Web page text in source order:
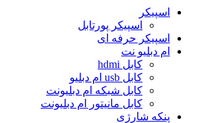
اسپیکر
اسپیکر پورتابل
اسپیکر حرفه ای
ام دبلیو نت
کابل hdmi
کابل usb ام دبلیو
کابل شبکه ام دبلیونت
کابل مانیتور ام دبلیونت
پنکه شارژی